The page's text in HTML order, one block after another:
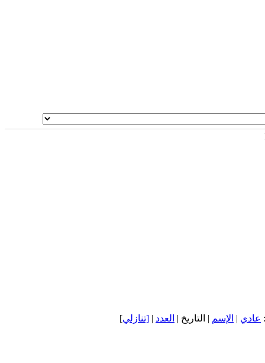
عادي | الإسم | التاريخ | العدد | [تنازلي]